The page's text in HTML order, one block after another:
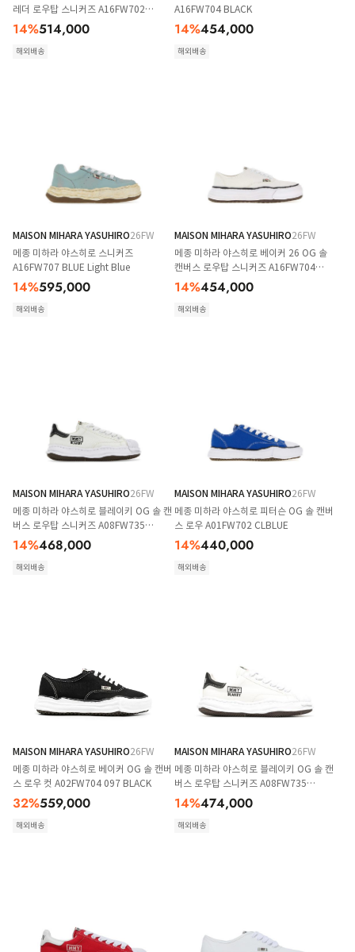
레더 로우탑 스니커즈 A16FW702
BLACK
14%514,000
해외배송
A16FW704 BLACK
14%454,000
해외배송
MAISON MIHARA YASUHIRO26FW
메종 미하라 야스히로 스니커즈
A16FW707 BLUE Light Blue
14%595,000
해외배송
MAISON MIHARA YASUHIRO26FW
메종 미하라 야스히로 베이커 26 OG 솔
캔버스 로우탑 스니커즈 A16FW704
WHITE
14%454,000
해외배송
MAISON MIHARA YASUHIRO26FW
메종 미하라 야스히로 블레이키 OG 솔 캔
버스 로우탑 스니커즈 A08FW735
WHITE
14%468,000
해외배송
MAISON MIHARA YASUHIRO26FW
메종 미하라 야스히로 피터슨 OG 솔 캔버
스 로우 A01FW702 CLBLUE
14%440,000
해외배송
MAISON MIHARA YASUHIRO26FW
메종 미하라 야스히로 베이커 OG 솔 캔버
스 로우 컷 A02FW704 097 BLACK
32%559,000
해외배송
MAISON MIHARA YASUHIRO26FW
메종 미하라 야스히로 블레이키 OG 솔 캔
버스 로우탑 스니커즈 A08FW735
WHITE
14%474,000
해외배송